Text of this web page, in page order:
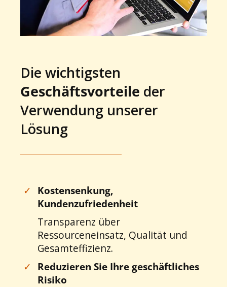
Die wichtigsten
Geschäftsvorteile der
Verwendung unserer
Lösung
✓
Kostensenkung,
Kundenzufriedenheit
Transparenz über
Ressourceneinsatz, Qualität und
Gesamteffizienz.
✓
Reduzieren Sie Ihre geschäftliches
Risiko